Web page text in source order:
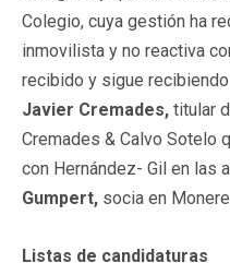
Colegio, cuya gestión ha
inmovilista y no reactiva
recibido y sigue
Javier Cremades, titular
Cremades & Calvo Sotelo
con Hernández- Gil en las
Gumpert, socia en
Listas de candidaturas